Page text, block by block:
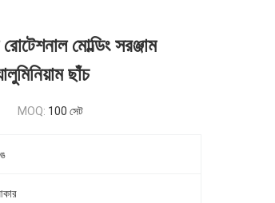
মোল্ডিং সরঞ্জাম
ছাঁচ
MOQ: 100 সেট